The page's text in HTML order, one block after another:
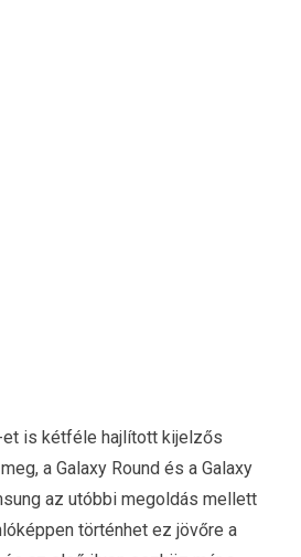
et is kétféle hajlított kijelzős
a Galaxy Round és a Galaxy
az utóbbi megoldás mellett
történhet ez jövőre a